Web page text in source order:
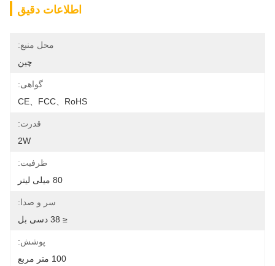
اطلاعات دقیق
محل منبع:
چین
گواهی:
CE、FCC、RoHS
قدرت:
2W
ظرفیت:
80 میلی لیتر
سر و صدا:
≤ 38 دسی بل
پوشش:
100 متر مربع